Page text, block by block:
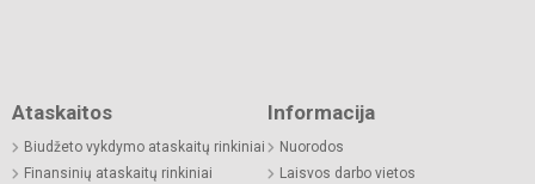
Ataskaitos
Biudžeto vykdymo ataskaitų rinkiniai
Finansinių ataskaitų rinkiniai
Informacija
Nuorodos
Laisvos darbo vietos